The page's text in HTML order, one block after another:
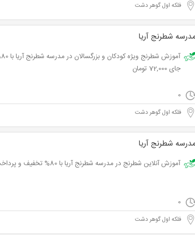
فلکه اول گوهر دشت
شطرنج آریا
جای 72,000 تومان
0
فلکه اول گوهر دشت
شطرنج آریا
آموزش آنلاین شطرنج در مدرسه شطرنج آریا با 80% تخفیف و پرداخت تنها 20,000 تومان به جای 100,000 تومان
0
فلکه اول گوهر دشت